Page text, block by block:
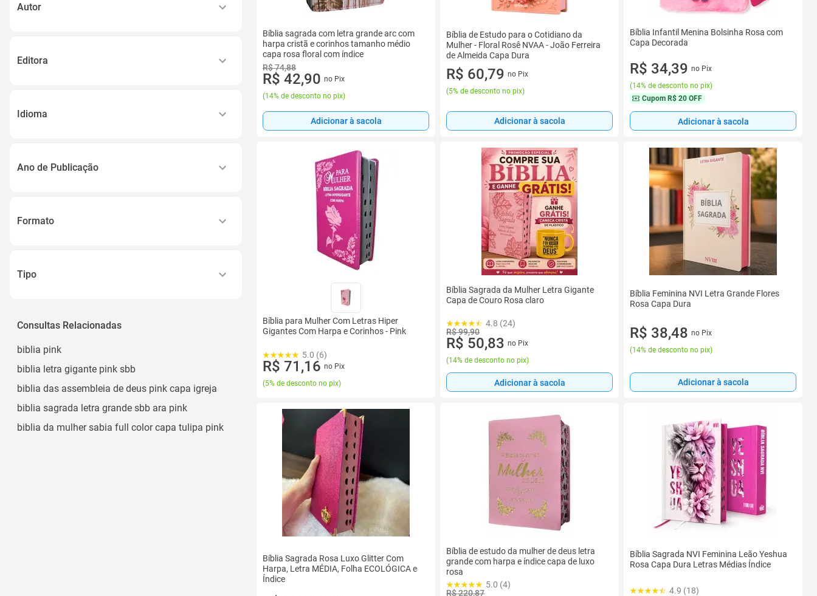
Autor
Walsh, Sheila
Editora
Publicações Pão Diário
Idioma
Portuguese
Ano de Publicação
Formato
Grande
Ver todos
Tipo
Capa
Consultas Relacionadas
biblia pink
biblia letra gigante pink sbb
biblia das assembleia de deus pink capa igreja
biblia sagrada letra grande sbb ara pink
biblia da mulher sabia full color capa tulipa pink
Bíblia sagrada com letra grande arc com
harpa cristã e corinhos tamanho médio
capa rosa floral com índice
R$ 74,88
R$ 42,90 no Pix
(14% de desconto no pix)
Adicionar à sacola
Bíblia de Estudo para o Cotidiano da
Mulher - Floral Rosê NVAA - João Ferreira
de Almeida Capa Dura
R$ 60,79 no Pix
(5% de desconto no pix)
Adicionar à sacola
Bíblia Infantil Menina Bolsinha Rosa com
Capa Decorada
R$ 34,39 no Pix
(14% de desconto no pix)
Cupom R$ 20 OFF
Adicionar à sacola
Bíblia para Mulher Com Letras Hiper
Gigantes Com Harpa e Corinhos - Pink
5.0 (6)
R$ 71,16 no Pix
(5% de desconto no pix)
Bíblia Sagrada da Mulher Letra Gigante
Capa de Couro Rosa claro
4.8 (24)
R$ 99,90
R$ 50,83 no Pix
(14% de desconto no pix)
Adicionar à sacola
Bíblia Feminina NVI Letra Grande Flores
Rosa Capa Dura
R$ 38,48 no Pix
(14% de desconto no pix)
Adicionar à sacola
Bíblia Sagrada Rosa Luxo Glitter Com
Harpa, Letra MÉDIA, Folha ECOLÓGICA e
Índice
Bíblia de estudo da mulher de deus letra
grande com harpa e índice capa de luxo
rosa
5.0 (4)
R$ 220,87
Bíblia Sagrada NVI Feminina Leão Yeshua
Rosa Capa Dura Letras Médias Índice
4.9 (18)